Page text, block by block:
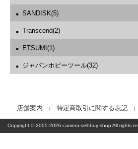
SANDISK(5)
Transcend(2)
ETSUMI(1)
ジャパンホビーツール(32)
店舗案内 特定商取引に関する表記
Copyright © 2005-2026 camera-sell-buy shop All rights